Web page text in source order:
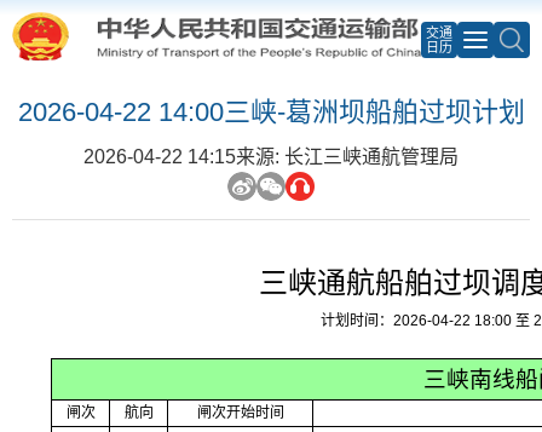
交通
日历
2026-04-22 14:00三峡-葛洲坝船舶过坝计划
2026-04-22 14:15来源: 长江三峡通航管理局
三峡通航船舶过坝调
计划时间：2026-04-22 18:00 至
三峡南线
闸次 航向 闸次开始时间